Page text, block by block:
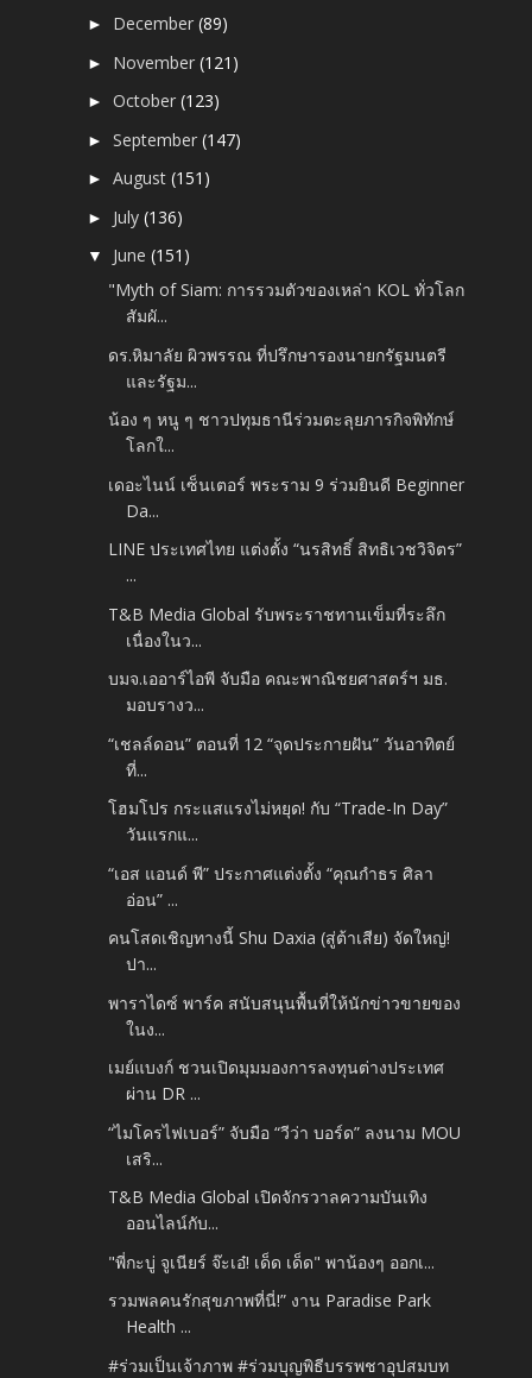
► December(89)
► November(121)
►October(123)
►September(147)
►August(151)
► July(136)
▼ June(151)
"Myth of Siam: การรวมตัวของเหล่า KOL ทั่วโลก
สัมผั...
ดร.หิมาลัย ผิวพรรณ ที่ปรึกษารองนายกรัฐมนตรี
และรัฐม...
น้อง ๆ หนู ๆ ชาวปทุมธานีร่วมตะลุยภารกิจพิทักษ์
โลกใ...
เดอะไนน์ เซ็นเตอร์ พระราม 9 ร่วมยินดี Beginner
Da...
LINE ประเทศไทย แต่งตั้ง “นรสิทธิ์ สิทธิเวชวิจิตร”
...
T&B Media Global รับพระราชทานเข็มที่ระลึก
เนื่องในว...
บมจ.เออาร์ไอพี จับมือ คณะพาณิชยศาสตร์ฯ มธ.
มอบรางว...
“เชลล์ดอน” ตอนที่ 12 “จุดประกายฝัน” วันอาทิตย์
ที่...
โฮมโปร กระแสแรงไม่หยุด! กับ “Trade-In Day”
วันแรกแ...
“เอส แอนด์ พี” ประกาศแต่งตั้ง “คุณกำธร ศิลา
อ่อน” ...
คนโสดเชิญทางนี้ Shu Daxia (สู่ต้าเสีย) จัดใหญ่!
ปา...
พาราไดซ์ พาร์ค สนับสนุนพื้นที่ให้นักข่าวขายของ
ในง...
เมย์แบงก์ ชวนเปิดมุมมองการลงทุนต่างประเทศ
ผ่าน DR ...
“ไมโครไฟเบอร์” จับมือ “วีว่า บอร์ด” ลงนาม MOU
เสริ...
T&B Media Global เปิดจักรวาลความบันเทิง
ออนไลน์กับ...
"พี่กะบู่ จูเนียร์ จ๊ะเอ๋! เด็ด เด็ด" พาน้องๆ ออกเ...
รวมพลคนรักสุขภาพที่นี่!” งาน Paradise Park
Health ...
#ร่วมเป็นเจ้าภาพ #ร่วมบุญพิธีบรรพชาอุปสมบท